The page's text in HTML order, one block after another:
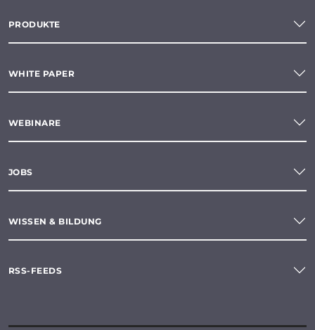
PRODUKTE
WHITE PAPER
WEBINARE
JOBS
WISSEN & BILDUNG
RSS-FEEDS